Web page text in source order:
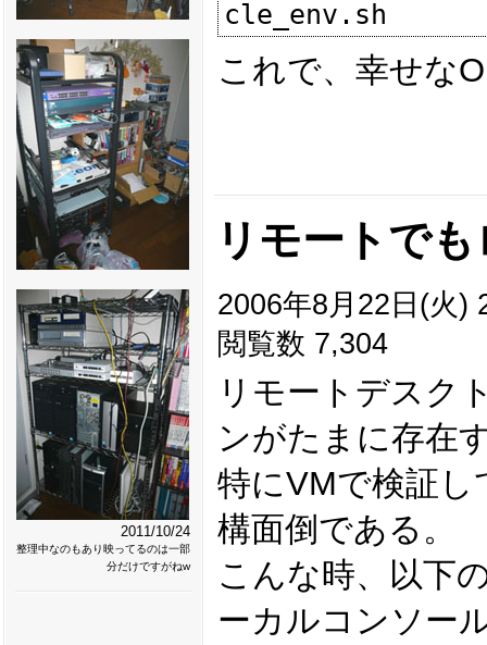
2011/10/24
整理中なのもあり映ってるのは一部
分だけですがねw
これで、幸せな
リモートで
2006年8月22日(火)
閲覧数 7,304
リモートデスク
ンがたまに存在
特にVMで検証
構面倒である。
こんな時、以下
ーカルコンソー